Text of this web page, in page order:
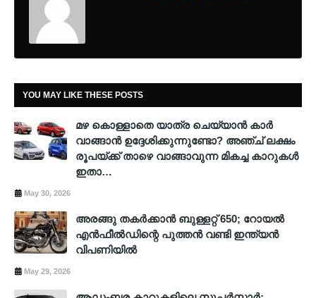
YOU MAY LIKE THESE POSTS
മഴ കൊള്ളാതെ യാത്ര ചെയ്യാൻ കാർ
വാങ്ങാൻ ഉദ്ദേശിക്കുന്നുണ്ടോ? അഞ്ച് ലക്ഷം
രൂപയ്ക്ക് താഴെ വാങ്ങാവുന്ന മികച്ച കാറുകൾ
ഇതാ…
May 30, 2026
അരങ്ങു തകർക്കാൻ ബുള്ളറ്റ് 650; റോയൽ
എൻഫീൽഡിന്റെ പുത്തൻ വണ്ടി ഇന്ത്യൻ
വിപണിയിൽ
May 29, 2026